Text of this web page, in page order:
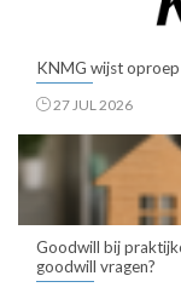
KNMG wijst
27 JUL 2026
Goodwill bij
goodwill vragen?